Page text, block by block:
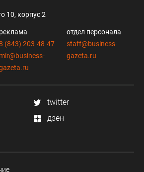
10, корпус 2
реклама
(843) 203-48-47
mir@business-
отдел персонала
staff@business-
gazeta.ru
twitter
дзен